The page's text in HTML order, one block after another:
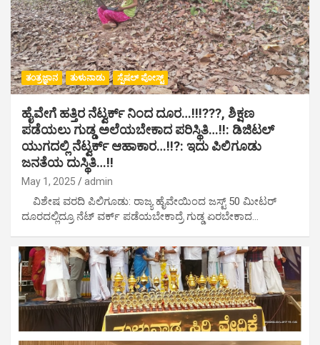
ತಂತ್ರಜ್ಞಾನ ತುಳುನಾಡು ಸ್ಪೆಷಲ್ ಪೋಸ್ಟ್
ಹೈವೇಗೆ ಹತ್ತಿರ ನೆಟ್ವರ್ಕ್ ನಿಂದ ದೂರ…!!!???, ಶಿಕ್ಷಣ
ಪಡೆಯಲು ಗುಡ್ಡ ಅಲೆಯಬೇಕಾದ ಪರಿಸ್ಥಿತಿ…!!: ಡಿಜಿಟಲ್
ಯುಗದಲ್ಲಿ ನೆಟ್ವರ್ಕ್ ಆಹಾಕಾರ…!!?: ಇದು ಪಿಲಿಗೂಡು‌
ಜನತೆಯ ದುಸ್ಥಿತಿ…!!
May 1, 2025 admin
ವಿಶೇಷ ವರದಿ ಪಿಲಿಗೂಡು: ರಾಜ್ಯ ಹೈವೇಯಿಂದ ಜಸ್ಟ್ 50 ಮೀಟರ್
ದೂರದಲ್ಲಿದ್ರೂ ನೆಟ್ ವರ್ಕ್ ಪಡೆಯಬೇಕಾದ್ರೆ ಗುಡ್ಡ ಏರಬೇಕಾದ…